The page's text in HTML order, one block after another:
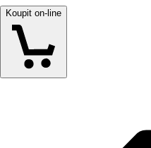
Koupit on-line